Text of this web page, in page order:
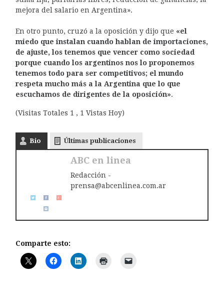
mejora del salario en Argentina».
En otro punto, cruzó a la oposición y dijo que «el
miedo que instalan cuando hablan de importaciones,
de ajuste, los tenemos que vencer como sociedad
porque cuando los argentinos nos lo proponemos
tenemos todo para ser competitivos; el mundo
respeta mucho más a la Argentina que lo que
escuchamos de dirigentes de la oposición».
(Visitas Totales 1 , 1 Vistas Hoy)
Bio Últimas publicaciones
ABC en linea
Redacción -
prensa@abcenlinea.com.ar
Comparte esto: